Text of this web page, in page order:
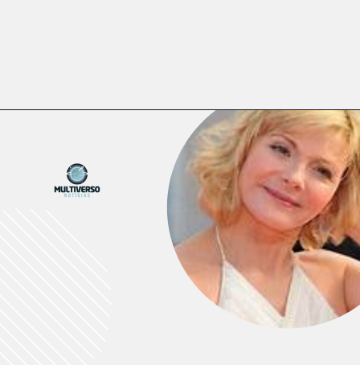
https://multiversonoticias.com.br/kim-cattrall-fala-sobre-saida-de-and-just-like-that/